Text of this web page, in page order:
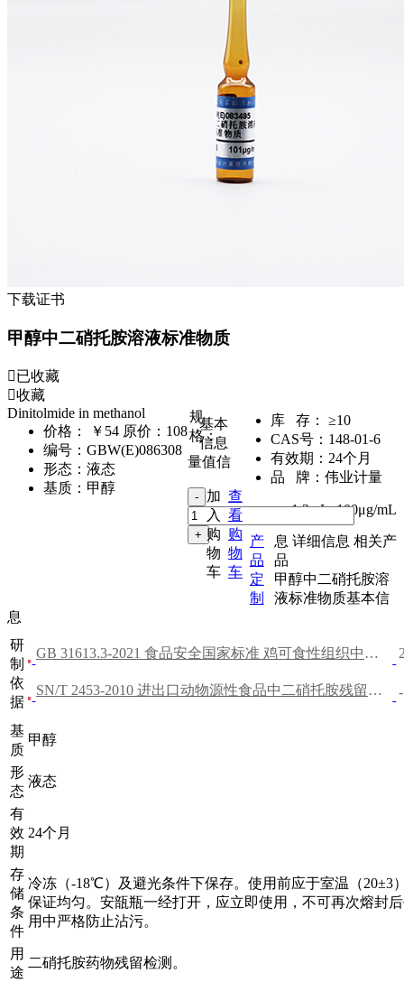
下载证书
甲醇中二硝托胺溶液标准物质
已收藏
收藏
Dinitolmide in methanol
价格：
￥54 原价：108
编号： GBW(E)086308
形态： 液态
基质： 甲醇
库 存：
≥10
CAS号： 148-01-6
有效期： 24个月
品 牌： 伟业计量
规
格：
1.2mL,100μg/mL
加
入
购
物
车
查
看
购
物
车
产
品
定
制
基本
信息
量值信
息 详细信息 相关产
品
甲醇中二硝托胺溶
液标准物质基本信
息
研
制
依
据
GB 31613.3-2021 食品安全国家标准 鸡可食性组织中二硝托胺残留量的测定
SN/T 2453-2010 进出口动物源性食品中二硝托胺残留量的测定 液相色谱-质谱/质谱法 -
基
质
甲醇
形
态
液态
有
效
期
24个月
存
储
条
件
冷冻（-18℃）及避光条件下保存。使用前应于室温（20±3
保证均匀。安瓿瓶一经打开，应立即使用，不可再次熔封
用中严格防止沾污。
用
途
二硝托胺药物残留检测。